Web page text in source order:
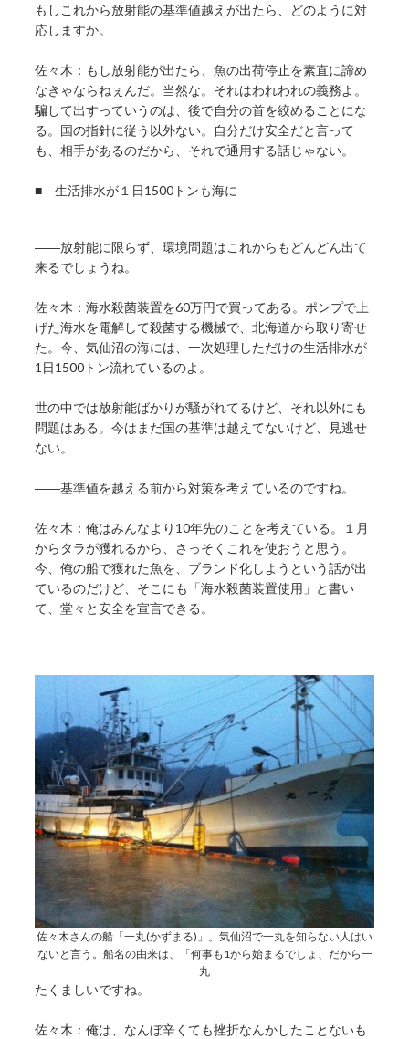
もしこれから放射能の基準値越えが出たら、どのように対
応しますか。
佐々木：もし放射能が出たら、魚の出荷停止を素直に諦め
なきゃならねぇんだ。当然な。それはわれわれの義務よ。
騙して出すっていうのは、後で自分の首を絞めることにな
る。国の指針に従う以外ない。自分だけ安全だと言って
も、相手があるのだから、それで通用する話じゃない。
■ 生活排水が１日1500トンも海に
――放射能に限らず、環境問題はこれからもどんどん出て
来るでしょうね。
佐々木：海水殺菌装置を60万円で買ってある。ポンプで上
げた海水を電解して殺菌する機械で、北海道から取り寄せ
た。今、気仙沼の海には、一次処理しただけの生活排水が
1日1500トン流れているのよ。
世の中では放射能ばかりが騒がれてるけど、それ以外にも
問題はある。今はまだ国の基準は越えてないけど、見逃せ
ない。
――基準値を越える前から対策を考えているのですね。
佐々木：俺はみんなより10年先のことを考えている。１月
からタラが獲れるから、さっそくこれを使おうと思う。
今、俺の船で獲れた魚を、ブランド化しようという話が出
ているのだけど、そこにも「海水殺菌装置使用」と書い
て、堂々と安全を宣言できる。
佐々木さんの船「一丸(かずまる)」。気仙沼で一丸を知らない人はい
ないと言う。船名の由来は、「何事も1から始まるでしょ、だから一
丸
たくましいですね。
佐々木：俺は、なんぼ辛くても挫折なんかしたことないも